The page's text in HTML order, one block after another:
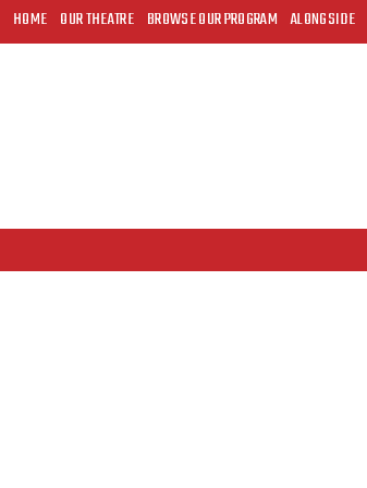
HOME OUR THEATRE BROWSE OUR PROGRAM ALONGSIDE